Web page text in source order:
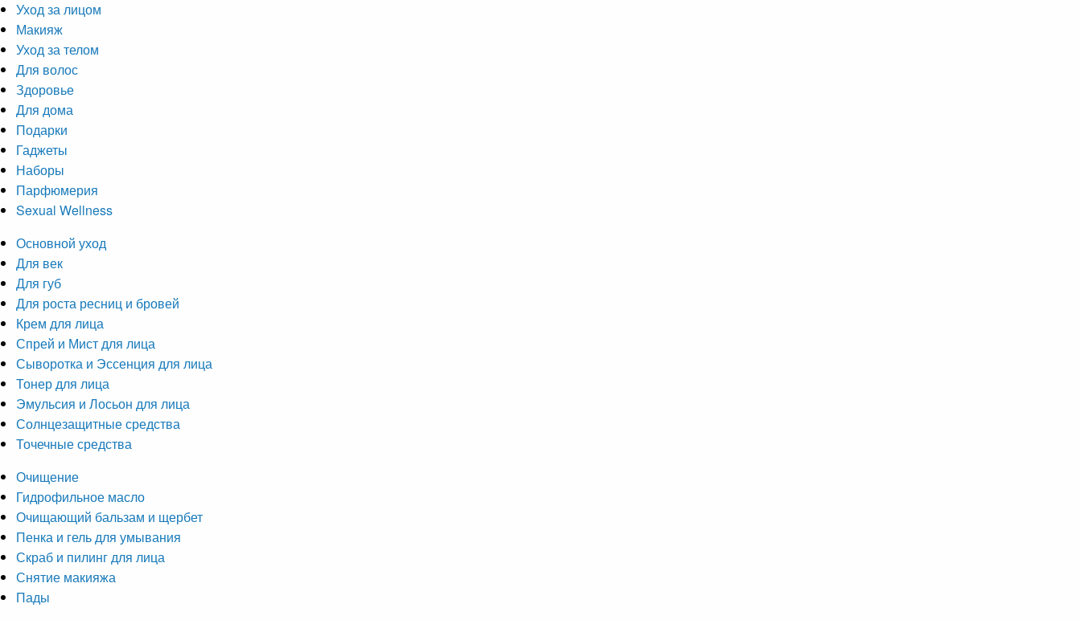
Уход за лицом
Макияж
Уход за телом
Для волос
Здоровье
Для дома
Подарки
Гаджеты
Наборы
Парфюмерия
Sexual Wellness
Основной уход
Для век
Для губ
Для роста ресниц и бровей
Крем для лица
Спрей и Мист для лица
Сыворотка и Эссенция для лица
Тонер для лица
Эмульсия и Лосьон для лица
Солнцезащитные средства
Точечные средства
Очищение
Гидрофильное масло
Очищающий бальзам и щербет
Пенка и гель для умывания
Скраб и пилинг для лица
Снятие макияжа
Пады